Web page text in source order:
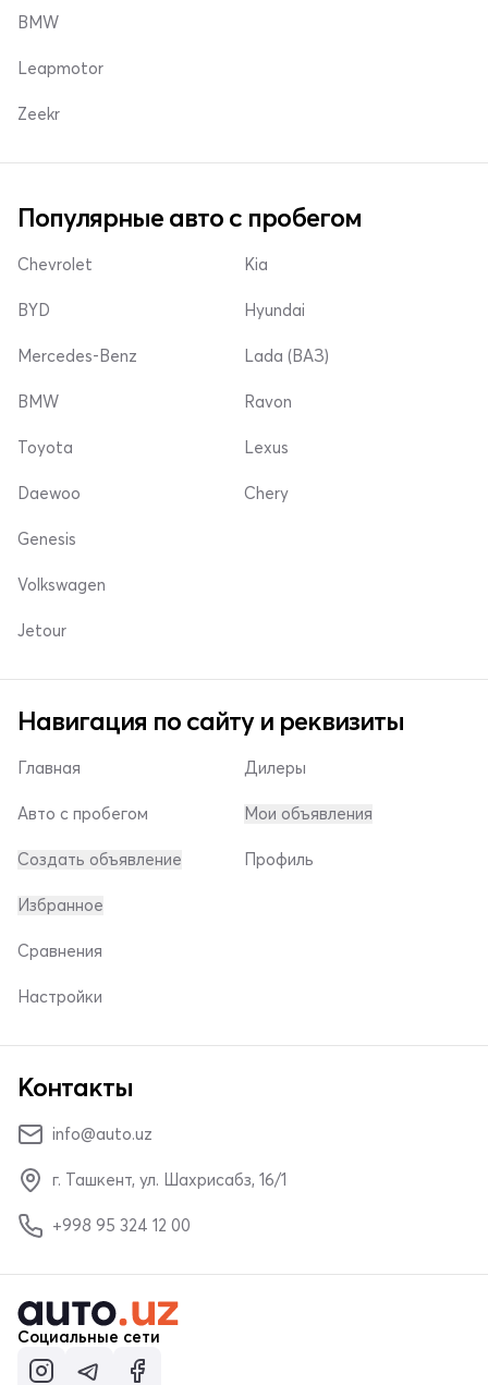
BMW
Leapmotor
Zeekr
Популярные авто с пробегом
Chevrolet
BYD
Mercedes-Benz
Kia
Hyundai
Lada (ВАЗ)
BMW
Toyota
Daewoo
Ravon
Lexus
Chery
Genesis
Volkswagen
Jetour
Навигация по сайту и реквизиты
Главная
Авто с пробегом
Создать объявление
Дилеры
Мои объявления
Профиль
Избранное
Сравнения
Настройки
Контакты
info@auto.uz
г. Ташкент, ул. Шахрисабз, 16/1
+998 95 324 12 00
Социальные сети